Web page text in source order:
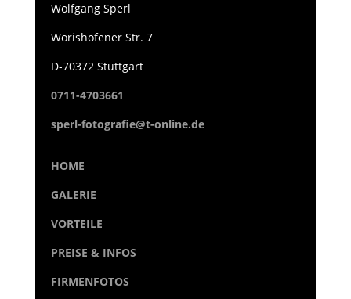
Wolfgang Sperl
Wörishofener Str. 7
D-70372 Stuttgart
0711-4703661
sperl-fotografie@t-online.de
HOME
GALERIE
VORTEILE
PREISE & INFOS
FIRMENFOTOS